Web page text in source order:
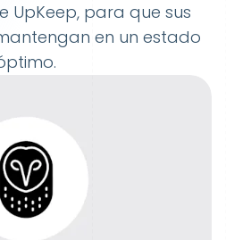
UpKeep, para que sus
en un estado